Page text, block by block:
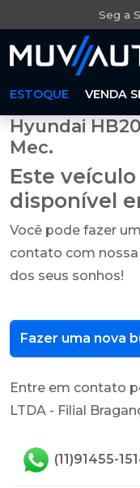
Seg a
ESTOQUE VENDA
Hyundai
Mec.
Este
disponível
Você pode fazer
contato com
dos seus sonhos!
Fazer uma nova
Entre em contato
LTDA - Filial
(11)91455-